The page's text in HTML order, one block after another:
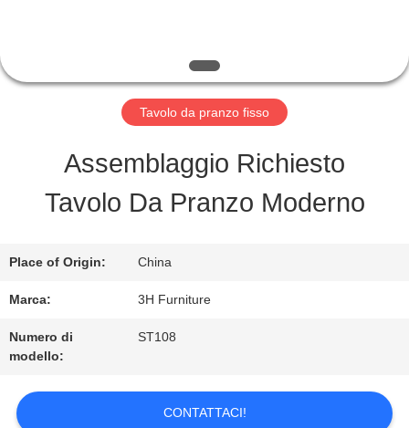
CONTROLLO
QUALITÀ
CONTATTO
STATI
UNITI
RICHIEDA
UNA
Tavolo da pranzo fisso
Assemblaggio Richiesto
Tavolo Da Pranzo Moderno
Place of Origin: China
Marca: 3H Furniture
Numero di
modello:
ST108
CONTATTACI!